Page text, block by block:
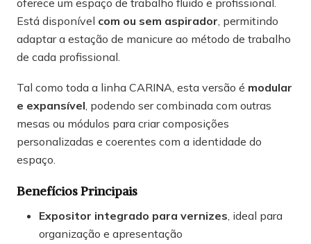
oferece um espaço de trabalho fluido e profissional.
Está disponível com ou sem aspirador, permitindo
adaptar a estação de manicure ao método de trabalho
de cada profissional.
Tal como toda a linha CARINA, esta versão é modular
e expansível, podendo ser combinada com outras
mesas ou módulos para criar composições
personalizadas e coerentes com a identidade do
espaço.
Benefícios Principais
Expositor integrado para vernizes, ideal para
organização e apresentação